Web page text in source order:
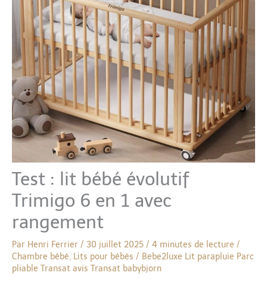
Test : lit bébé évolutif
Trimigo 6 en 1 avec
rangement
Par Henri Ferrier / 30 juillet 2025 / 4 minutes de lecture /
Chambre bébé, Lits pour bébés / Bebe2luxe Lit parapluie Parc
pliable Transat avis Transat babybjorn